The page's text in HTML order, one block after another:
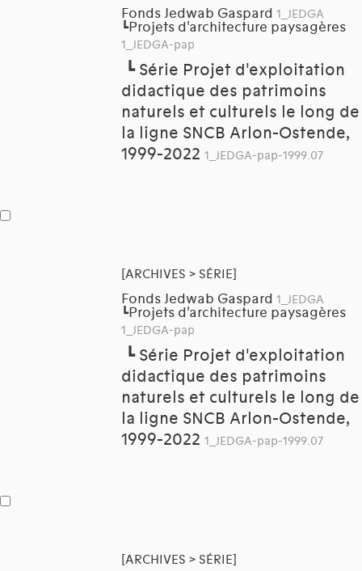
Fonds Jedwab Gaspard 1_JEDGA
┗Projets d'architecture paysagères
1_JEDGA-pap
┗ Série Projet d'exploitation
didactique des patrimoins
naturels et culturels le long de
la ligne SNCB Arlon-Ostende,
1999-2022 1_JEDGA-pap-1999.07
[ARCHIVES > SÉRIE]
Fonds Jedwab Gaspard 1_JEDGA
┗Projets d'architecture paysagères
1_JEDGA-pap
┗ Série Projet d'exploitation
didactique des patrimoins
naturels et culturels le long de
la ligne SNCB Arlon-Ostende,
1999-2022 1_JEDGA-pap-1999.07
[ARCHIVES > SÉRIE]